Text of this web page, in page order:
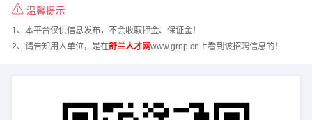
温馨提示
1、本平台仅供信息发布，不会收取押金、保证金！
2、请告知用人单位，是在舒兰人才网www.grnp.cn上看到该招聘信息的！